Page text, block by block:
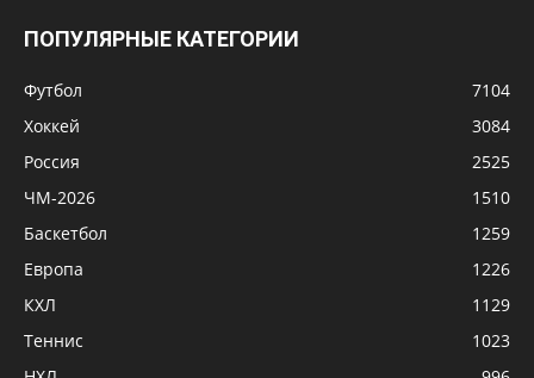
ПОПУЛЯРНЫЕ КАТЕГОРИИ
Футбол
7104
Хоккей
3084
Россия
2525
ЧМ-2026
1510
Баскетбол
1259
Европа
1226
КХЛ
1129
Теннис
1023